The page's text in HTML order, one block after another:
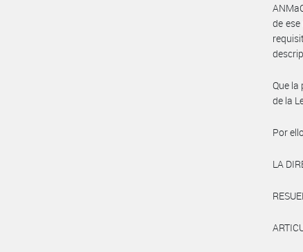
de
Que
de la
Por
LA